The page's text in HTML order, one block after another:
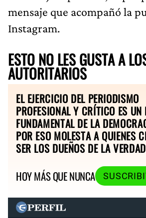
mensaje que acompañó la
Instagram.
ESTO NO LES GUSTA A
AUTORITARIOS
EL EJERCICIO DEL PERIODISMO
PROFESIONAL Y CRÍTICO ES UN
FUNDAMENTAL DE LA
POR ESO MOLESTA A QUIENES
SER LOS DUEÑOS DE LA
HOY MÁS QUE NUNCA